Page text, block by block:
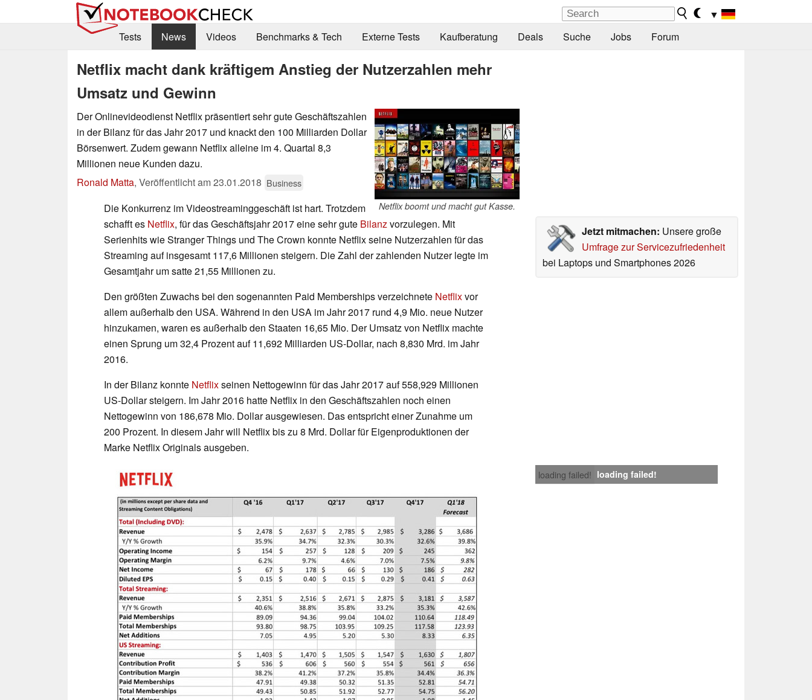
▼
Tests
News Videos Benchmarks & Tech Externe Tests Kaufberatung Deals Suche Jobs Forum
Netflix macht dank kräftigem Anstieg der Nutzerzahlen mehr
Umsatz und Gewinn
Netflix boomt und macht gut Kasse.
Der Onlinevideodienst Netflix präsentiert sehr gute Geschäftszahlen
in der Bilanz für das Jahr 2017 und knackt den 100 Milliarden Dollar
Börsenwert. Zudem gewann Netflix alleine im 4. Quartal 8,3
Millionen neue Kunden dazu.
Ronald Matta, Veröffentlicht am23.01.2018 Business
Jetzt mitmachen: Unsere große
Umfrage zur Servicezufriedenheit
bei Laptops und Smartphones 2026
Die Konkurrenz im Videostreaminggeschäft ist hart. Trotzdem
schafft es Netflix, für das Geschäftsjahr 2017 eine sehr gute Bilanzvorzulegen. Mit
Serienhits wie Stranger Things und The Crown konnte Netflix seine Nutzerzahlen für das
Streaming auf insgesamt 117,6 Millionen steigern. Die Zahl der zahlenden Nutzer legte im
Gesamtjahr um satte 21,55 Millionen zu.
Den größten Zuwachs bei den sogenannten Paid Memberships verzeichnete Netflixvor
allem außerhalb den USA. Während in den USA im Jahr 2017 rund 4,9 Mio. neue Nutzer
hinzukamen, waren es außerhalb den Staaten 16,65 Mio. Der Umsatz von Netflix machte
einen Sprung um 32,4 Prozent auf 11,692 Milliarden US-Dollar, nach 8,830 Mrd. im Jahr
2016.
In der Bilanz konnte Netflixseinen Nettogewinn für das Jahr 2017 auf 558,929 Millionen
US-Dollar steigern. Im Jahr 2016 hatte Netflix in den Geschäftszahlen noch einen
Nettogewinn von 186,678 Mio. Dollar ausgewiesen. Das entspricht einer Zunahme um
200 Prozent. In diesem Jahr will Netflix bis zu 8 Mrd. Dollar für Eigenproduktionen der
Marke Netflix Originals ausgeben.
loading failed! loading failed!